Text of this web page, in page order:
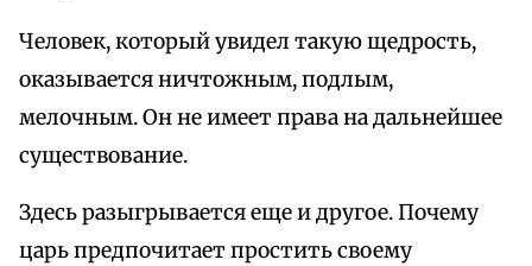
Человек, который увидел такую щедрость,
оказывается ничтожным, подлым,
мелочным. Он не имеет права на дальнейшее
существование.
Здесь разыгрывается еще и другое. Почему
царь предпочитает простить своему